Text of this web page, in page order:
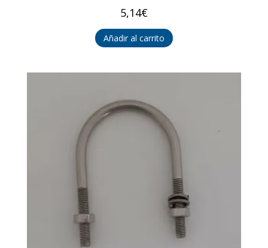
5,14€
Añadir al carrito